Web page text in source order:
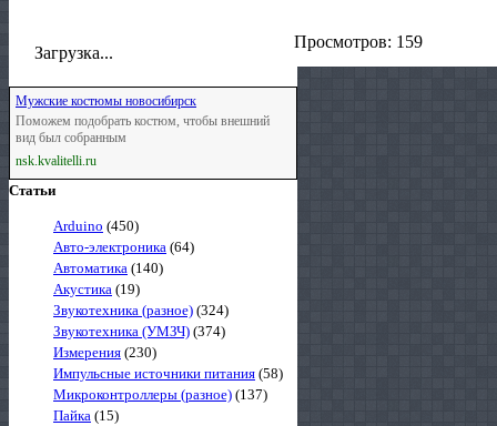
Загрузка...
Просмотров: 159
Мужские костюмы новосибирск
Поможем подобрать костюм, чтобы внешний
вид был собранным
nsk.kvalitelli.ru
Статьи
Arduino (450)
Авто-электроника (64)
Автоматика (140)
Акустика (19)
Звукотехника (разное) (324)
Звукотехника (УМЗЧ) (374)
Измерения (230)
Импульсные источники питания (58)
Микроконтроллеры (разное) (137)
Пайка (15)